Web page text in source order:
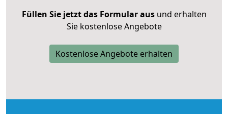
Füllen Sie jetzt das Formular ausund erhalten
Sie kostenlose Angebote
Kostenlose Angebote erhalten